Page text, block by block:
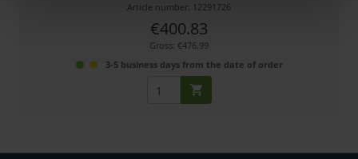
Article number: 12291726
€400.83
Gross: €476.99
3-5 business days from the date of order